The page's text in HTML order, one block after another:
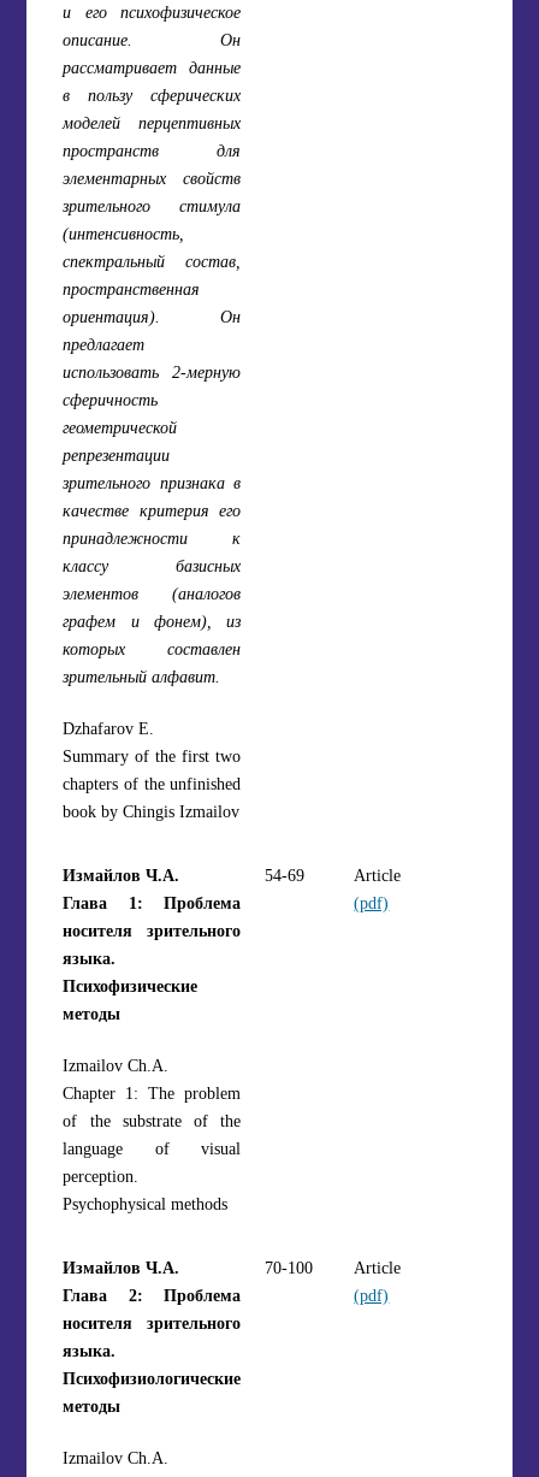
и его психофизическое
описание. Он
рассматривает данные
в пользу сферических
моделей перцептивных
пространств для
элементарных свойств
зрительного стимула
(интенсивность,
спектральный состав,
пространственная
ориентация). Он
предлагает
использовать 2-мерную
сферичность
геометрической
репрезентации
зрительного признака в
качестве критерия его
принадлежности к
классу базисных
элементов (аналогов
графем и фонем), из
которых составлен
зрительный алфавит.
Dzhafarov E.
Summary of the first two
chapters of the unfinished
book by Chingis Izmailov
Измайлов Ч.А.
Глава 1: Проблема
носителя зрительного
языка.
Психофизические
методы
Izmailov Ch.A.
Chapter 1: The problem
of the substrate of the
language of visual
perception.
Psychophysical methods
54-69
Article
(pdf)
Измайлов Ч.А.
Глава 2: Проблема
носителя зрительного
языка.
Психофизиологические
методы
Izmailov Ch.A.
70-100
Article
(pdf)